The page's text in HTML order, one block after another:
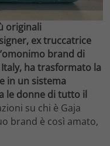
originali
ex truccatrice
brand di
ha trasformato la
in un sistema
le donne di tutto il
su chi è Gaja
brand è così amato,